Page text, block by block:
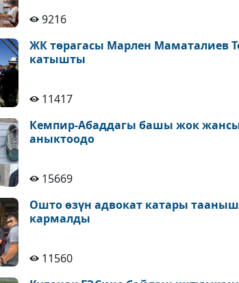
9216
ЖК төрагасы Марлен Маматалиев
катышты
11417
Кемпир-Абаддагы башы жок
аныктоодо
15669
Ошто өзүн адвокат катары
кармалды
11560